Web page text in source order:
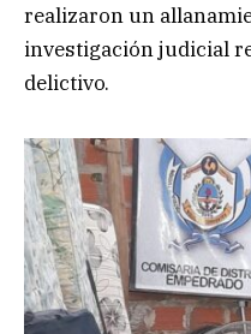
realizaron un
investigación judicial
delictivo.